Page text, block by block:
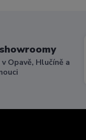
Opavě, Hlučíně a